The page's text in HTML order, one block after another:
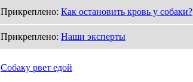
Прикреплено: Как остановить кровь у собаки?
Прикреплено: Наши эксперты
Собаку рвет едой